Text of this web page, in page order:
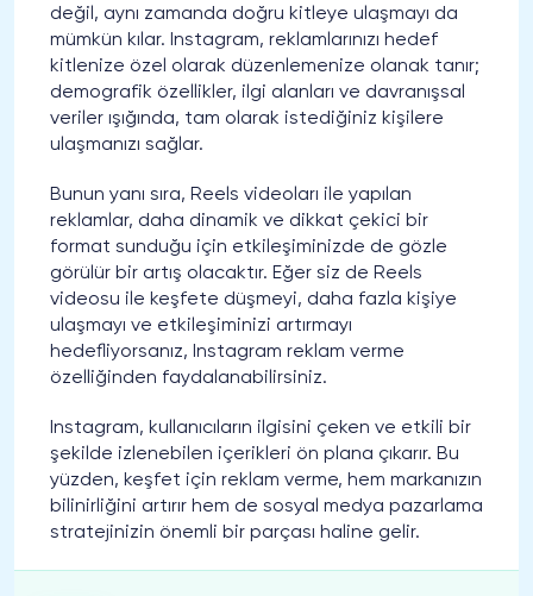
değil, aynı zamanda doğru kitleye ulaşmayı da
mümkün kılar. Instagram, reklamlarınızı hedef
kitlenize özel olarak düzenlemenize olanak tanır;
demografik özellikler, ilgi alanları ve davranışsal
veriler ışığında, tam olarak istediğiniz kişilere
ulaşmanızı sağlar.
Bunun yanı sıra, Reels videoları ile yapılan
reklamlar, daha dinamik ve dikkat çekici bir
format sunduğu için etkileşiminizde de gözle
görülür bir artış olacaktır. Eğer siz de Reels
videosu ile keşfete düşmeyi, daha fazla kişiye
ulaşmayı ve etkileşiminizi artırmayı
hedefliyorsanız, Instagram reklam verme
özelliğinden faydalanabilirsiniz.
Instagram, kullanıcıların ilgisini çeken ve etkili bir
şekilde izlenebilen içerikleri ön plana çıkarır. Bu
yüzden, keşfet için reklam verme, hem markanızın
bilinirliğini artırır hem de sosyal medya pazarlama
stratejinizin önemli bir parçası haline gelir.